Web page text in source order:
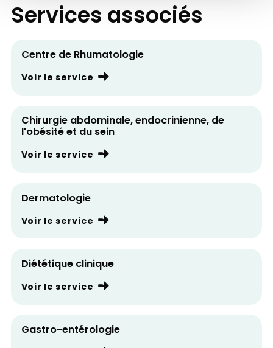
Services associés
Centre de Rhumatologie
Voir le service
Chirurgie abdominale, endocrinienne, de
l'obésité et du sein
Voir le service
Dermatologie
Voir le service
Diététique clinique
Voir le service
Gastro-entérologie